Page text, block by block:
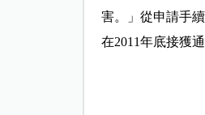
害。」從申請手
在2011年底接獲